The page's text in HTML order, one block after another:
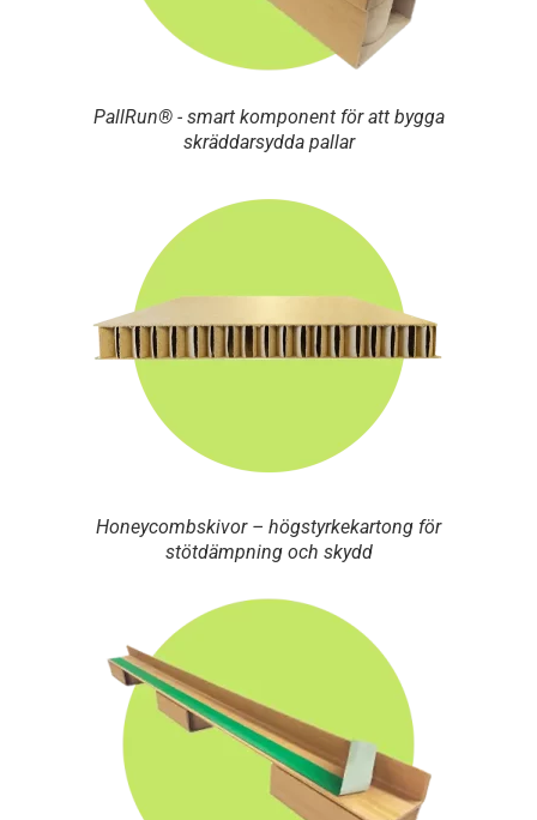
PallRun® - smart komponent för att bygga
skräddarsydda pallar
Honeycombskivor – högstyrkekartong för
stötdämpning och skydd